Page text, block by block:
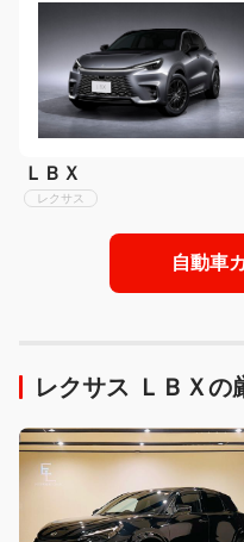
ＬＢＸ
レクサス
自動車
レクサス ＬＢＸの